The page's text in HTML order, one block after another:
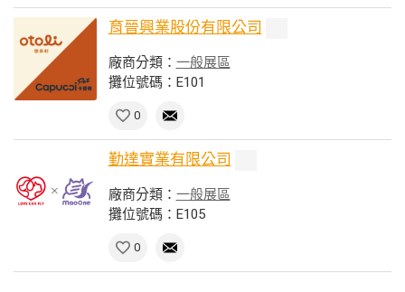
育晉興業股份有限公司
廠商分類： 一般展區
攤位號碼：E101
0
勤達實業有限公司
廠商分類： 一般展區
攤位號碼：E105
0